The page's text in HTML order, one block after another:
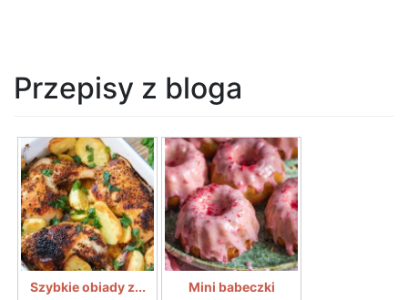
Przepisy z bloga
Szybkie obiady z...
Mini babeczki